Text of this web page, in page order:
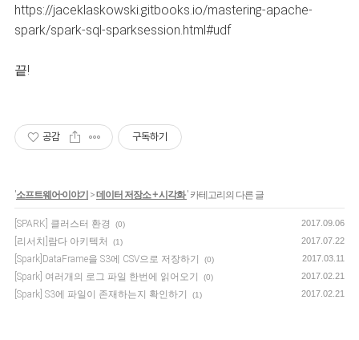
https://jaceklaskowski.gitbooks.io/mastering-apache-
spark/spark-sql-sparksession.html#udf
끝!
공감 구독하기
'소프트웨어-이야기 >데이터 저장소 + 시각화' 카테고리의 다른 글
[SPARK] 클러스터 환경 (0) 2017.09.06
[리서치]람다 아키텍처 (1) 2017.07.22
[Spark]DataFrame을 S3에 CSV으로 저장하기 (0) 2017.03.11
[Spark] 여러개의 로그 파일 한번에 읽어오기 (0) 2017.02.21
[Spark] S3에 파일이 존재하는지 확인하기 (1) 2017.02.21